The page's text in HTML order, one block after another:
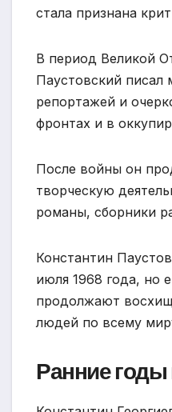
стала признана
В период Великой
Паустовский писал
репортажей и
фронтах и в
После войны он
творческую
романы, сборники
Константин
июля 1968 года, но
продолжают
людей по всему
Ранние годы